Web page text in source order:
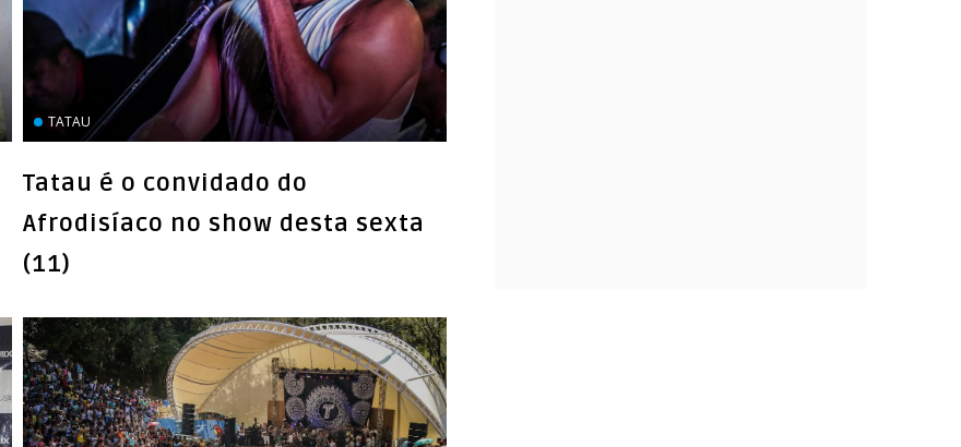
TATAU
Tatau é o convidado do
Afrodisíaco no show desta sexta
(11)